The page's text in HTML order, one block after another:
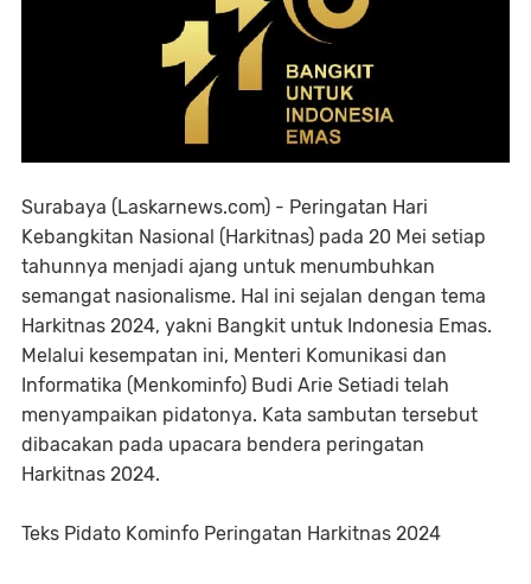
Surabaya (Laskarnews.com) - Peringatan Hari
Kebangkitan Nasional (Harkitnas) pada 20 Mei setiap
tahunnya menjadi ajang untuk menumbuhkan
semangat nasionalisme. Hal ini sejalan dengan tema
Harkitnas 2024, yakni Bangkit untuk Indonesia Emas.
Melalui kesempatan ini, Menteri Komunikasi dan
Informatika (Menkominfo) Budi Arie Setiadi telah
menyampaikan pidatonya. Kata sambutan tersebut
dibacakan pada upacara bendera peringatan
Harkitnas 2024.
Teks Pidato Kominfo Peringatan Harkitnas 2024